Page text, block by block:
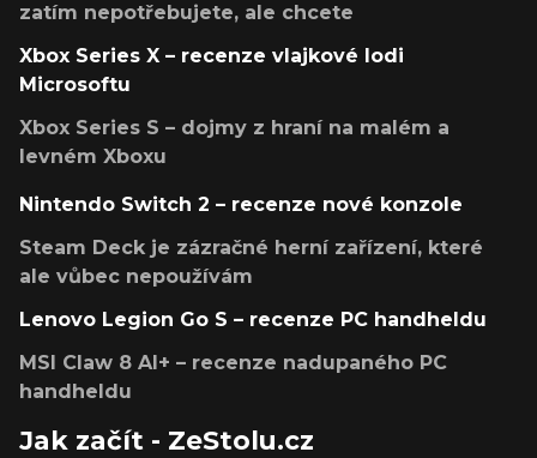
zatím nepotřebujete, ale chcete
Xbox Series X – recenze vlajkové lodi
Microsoftu
Xbox Series S – dojmy z hraní na malém a
levném Xboxu
Nintendo Switch 2 – recenze nové konzole
Steam Deck je zázračné herní zařízení, které
ale vůbec nepoužívám
Lenovo Legion Go S – recenze PC handheldu
MSI Claw 8 AI+ – recenze nadupaného PC
handheldu
Jak začít - ZeStolu.cz